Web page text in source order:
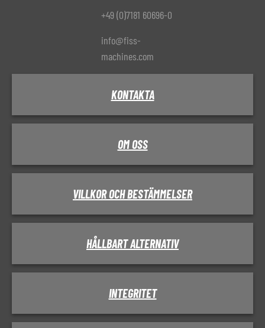
+49 (0)7181 60696-0
info@fiss-
machines.com
KONTAKTA
OM OSS
VILLKOR OCH BESTÄMMELSER
HÅLLBART ALTERNATIV
INTEGRITET